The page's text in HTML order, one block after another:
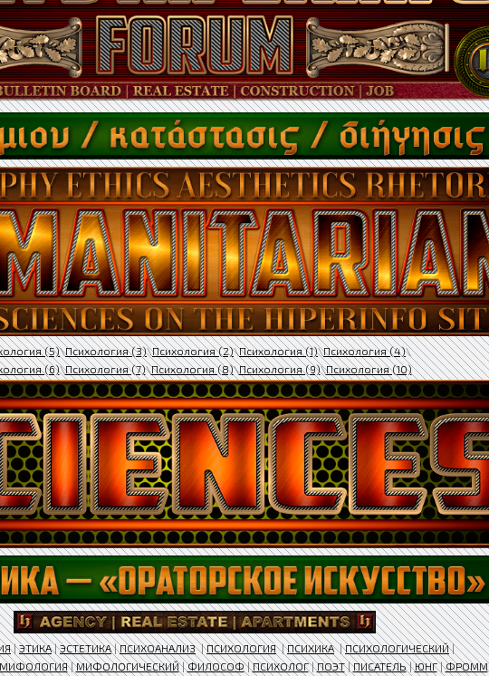
(5)\Психология (3)\Психология (2)\Психология (1)\Психология (4)\
(6)\Психология (7)\Психология (8)\Психология (9)\Психология (10)
|ЭТИКА|ЭСТЕТИКА|ПСИХОАНАЛИЗ|ПСИХОЛОГИЯ|ПСИХИКА|ПСИХОЛОГИЧЕСКИЙ|
|МИФОЛОГИЧЕСКИЙ|ФИЛОСОФ|ПСИХОЛОГ|ПОЭТ|ПИСАТЕЛЬ|ЮНГ|ФРОММ